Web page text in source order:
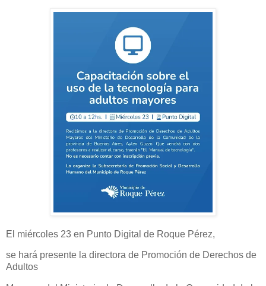
El miércoles 23 en Punto Digital de Roque Pérez,
se hará presente la directora de Promoción de Derechos de
Adultos